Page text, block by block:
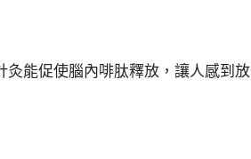
能促使腦內啡肽釋放，讓人感到放